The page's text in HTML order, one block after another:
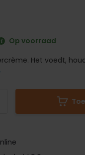
Op voorraad
Het voedt,